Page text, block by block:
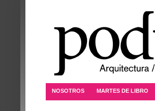
NOSOTROS MARTES DE LIBRO